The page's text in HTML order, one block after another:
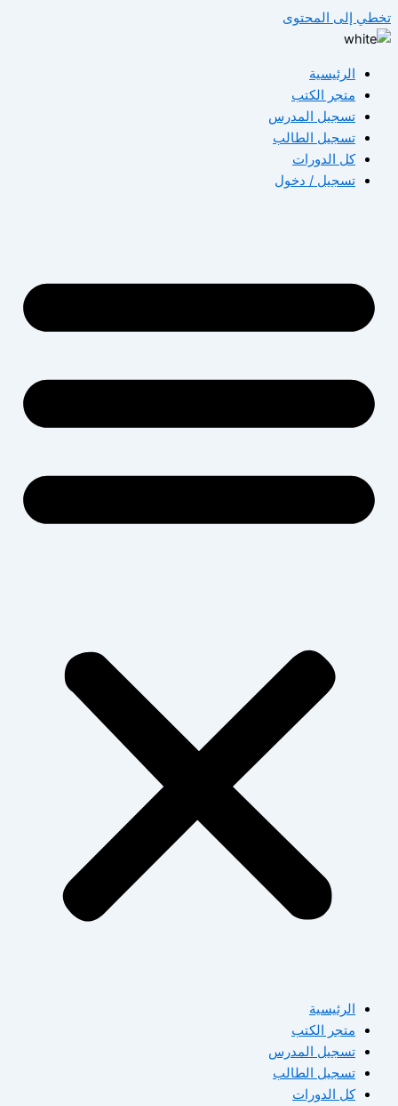
تخطي إلى المحتوى
الرئيسية
متجر الكتب
تسجيل المدرس
تسجيل الطالب
كل الدورات
تسجيل / دخول
الرئيسية
متجر الكتب
تسجيل المدرس
تسجيل الطالب
كل الدورات